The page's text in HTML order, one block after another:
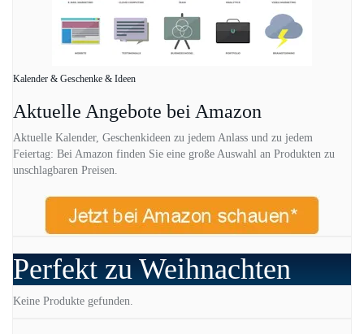
Kalender & Geschenke & Ideen
Aktuelle Angebote bei Amazon
Aktuelle Kalender, Geschenkideen zu jedem Anlass und zu jedem
Feiertag: Bei Amazon finden Sie eine große Auswahl an Produkten zu
unschlagbaren Preisen.
Perfekt zu Weihnachten
Keine Produkte gefunden.